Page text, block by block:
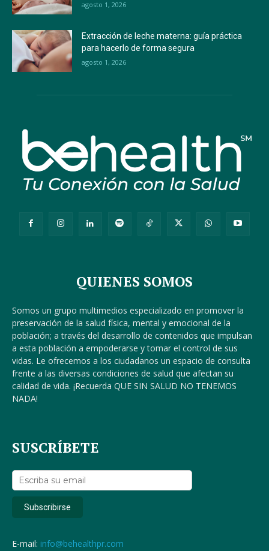
agosto 1, 2026
Extracción de leche materna: guía práctica
para hacerlo de forma segura
agosto 1, 2026
QUIENES SOMOS
Somos un grupo multimedios especializado en promover la
preservación de la salud física, mental y emocional de la
población; a través del desarrollo de contenidos que impulsan
a esta población a empoderarse y tomar el control de sus
vidas. Le ofrecemos a los ciudadanos un espacio de consulta
frente a las diversas condiciones de salud que afectan su
calidad de vida. ¡Recuerda QUE SIN SALUD NO TENEMOS
NADA!
SUSCRÍBETE
E-mail: info@behealthpr.com